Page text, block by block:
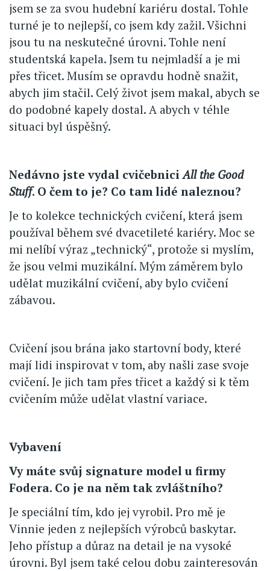
jsem se za svou hudební kariéru dostal. Tohle
turné je to nejlepší, co jsem kdy zažil. Všichni
jsou tu na neskutečné úrovni. Tohle není
studentská kapela. Jsem tu nejmladší a je mi
přes třicet. Musím se opravdu hodně snažit,
abych jim stačil. Celý život jsem makal, abych se
do podobné kapely dostal. A abych v téhle
situaci byl úspěšný.
Nedávno jste vydal cvičebniciAll the Good
Stuff. O čem to je? Co tam lidé naleznou?
Je to kolekce technických cvičení, která jsem
používal během své dvacetileté kariéry. Moc se
mi nelíbí výraz „technický“, protože si myslím,
že jsou velmi muzikální. Mým záměrem bylo
udělat muzikální cvičení, aby bylo cvičení
zábavou.
Cvičení jsou brána jako startovní body, které
mají lidi inspirovat v tom, aby našli zase svoje
cvičení. Je jich tam přes třicet a každý si k těm
cvičením může udělat vlastní variace.
Vybavení
Vy máte svůj signature model u firmy
Fodera. Co je na něm tak zvláštního?
Je speciální tím, kdo jej vyrobil. Pro mě je
Vinnie jeden z nejlepších výrobců baskytar.
Jeho přístup a důraz na detail je na vysoké
úrovni. Byl jsem také celou dobu zainteresován